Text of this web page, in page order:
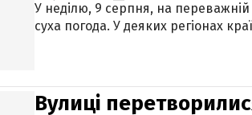
У неділю, 9 серпня, на переважній
суха погода. У деяких регіонах
Вулиці